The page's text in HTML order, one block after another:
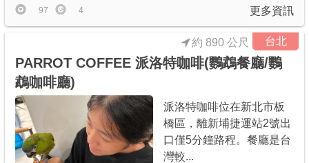
更多資訊
97 4
台北
PARROT COFFEE 派洛特咖啡(鸚鵡餐廳/鸚
鵡咖啡廳)
約 890 公尺
派洛特咖啡位在新北市板
橋區，離新埔捷運站2號出
口僅5分鐘路程。餐廳是台
灣較...